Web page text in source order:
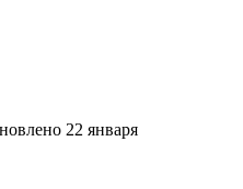
22 января